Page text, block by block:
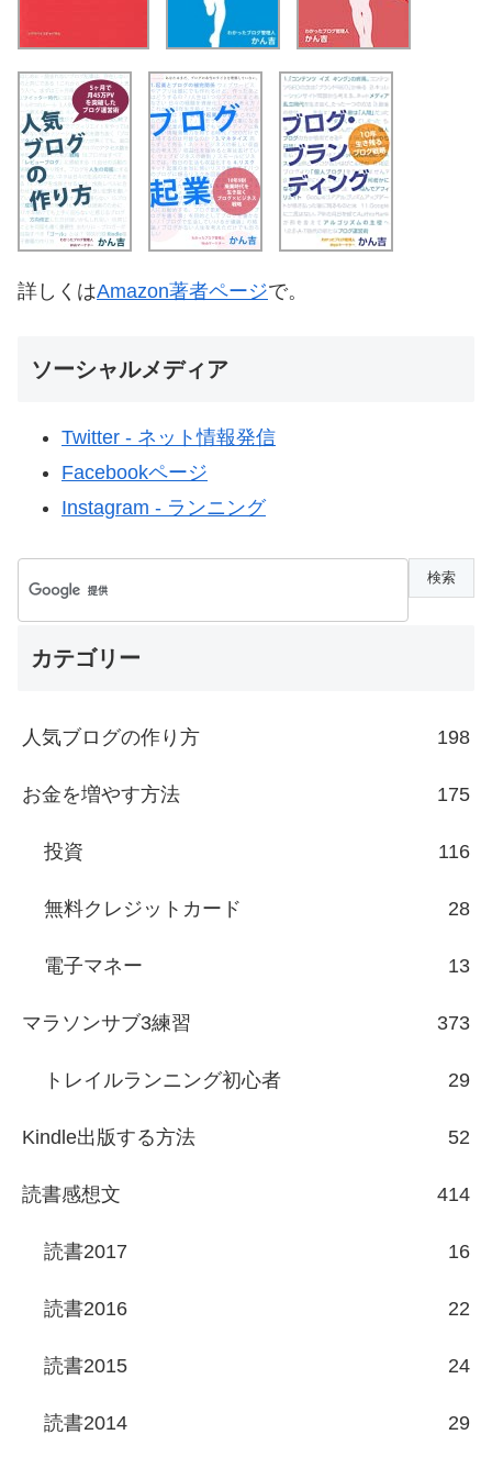
詳しくはAmazon著者ページで。
ソーシャルメディア
Twitter - ネット情報発信
Facebookページ
Instagram - ランニング
カテゴリー
人気ブログの作り方 198
お金を増やす方法 175
投資 116
無料クレジットカード 28
電子マネー 13
マラソンサブ3練習 373
トレイルランニング初心者 29
Kindle出版する方法 52
読書感想文 414
読書2017 16
読書2016 22
読書2015 24
読書2014 29